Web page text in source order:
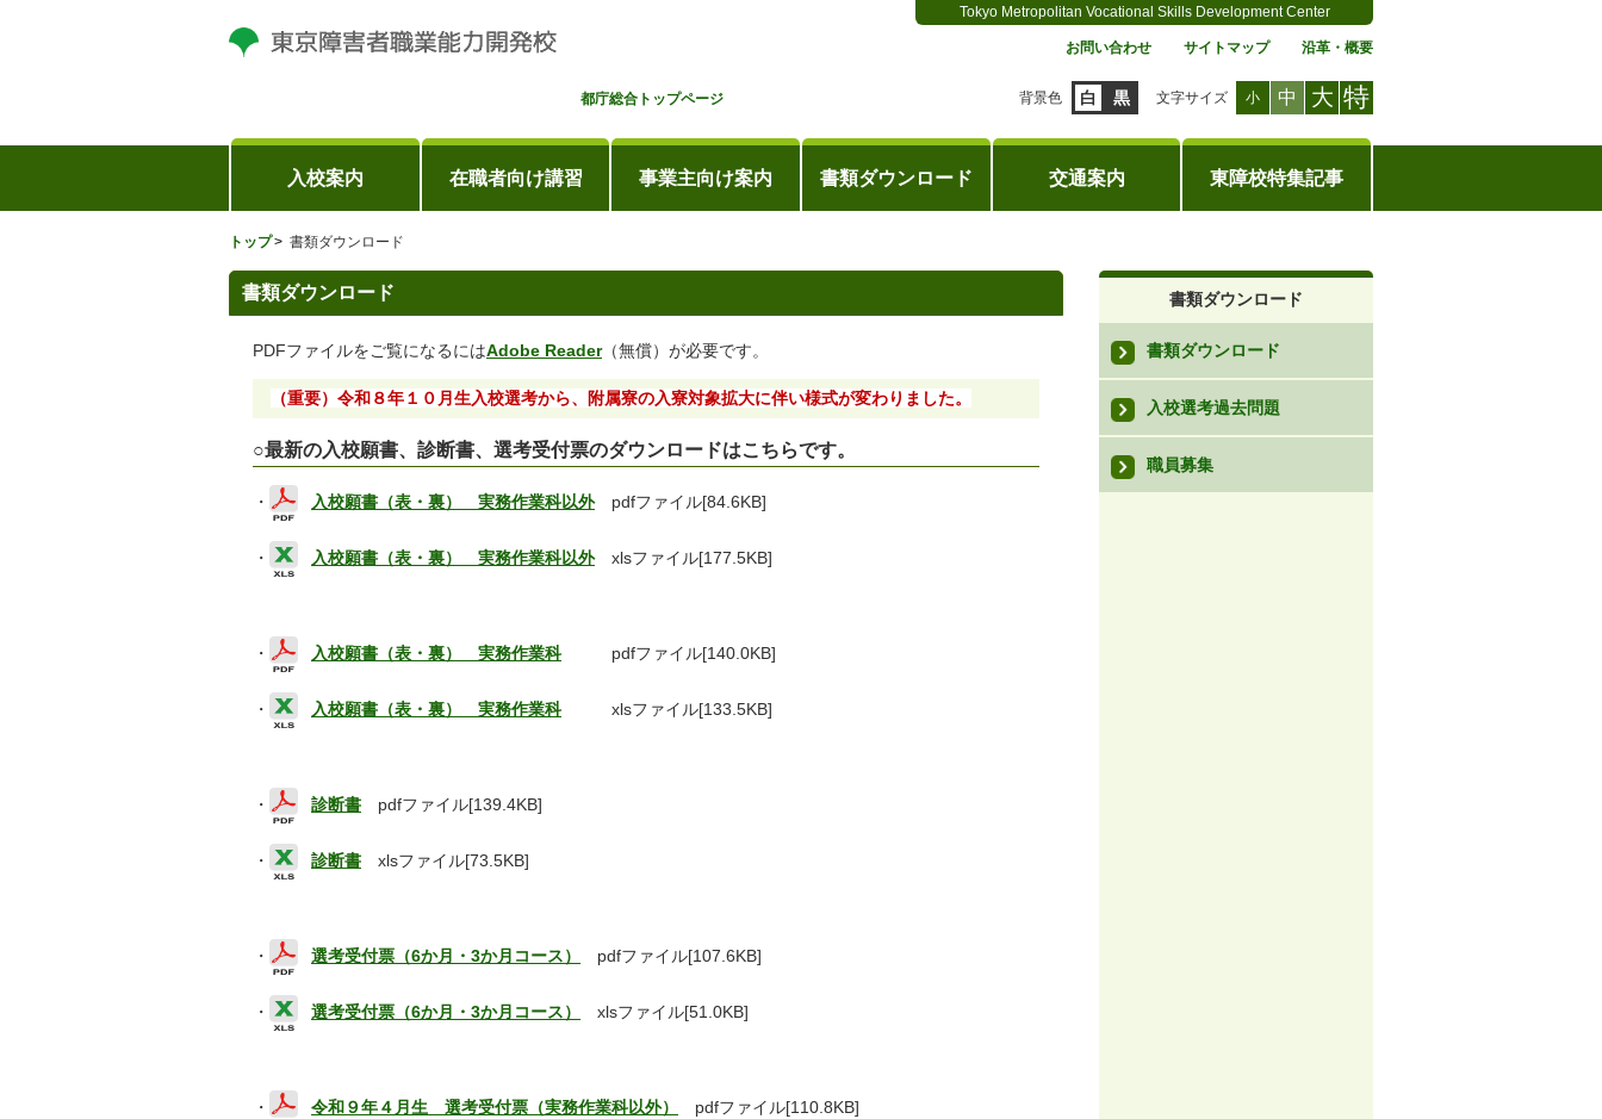
Tokyo Metropolitan Vocational Skills Development Center
入校案内 在職者向け講習 事業主向け案内 書類ダウンロード 交通案内 東障校特集記事
背景色 白 黒 文字サイズ 小 中 大 特
お問い合わせ サイトマップ 沿革・概要
都庁総合トップページ
トップ 書類ダウンロード
書類ダウンロード
PDFファイルをご覧になるにはAdobe Reader（無償）が必要です。
（重要）令和８年１０月生入校選考から、附属寮の入寮対象拡大に伴い様式が変わりました。
○最新の入校願書、診断書、選考受付票のダウンロードはこちらです。
・ 入校願書（表・裏） 実務作業科以外pdfファイル[84.6KB]
・ 入校願書（表・裏） 実務作業科以外xlsファイル[177.5KB]
・ 入校願書（表・裏） 実務作業科 pdfファイル[140.0KB]
・ 入校願書（表・裏） 実務作業科 xlsファイル[133.5KB]
・ 診断書 pdfファイル[139.4KB]
・ 診断書 xlsファイル[73.5KB]
・ 選考受付票（6か月・3か月コース） pdfファイル[107.6KB]
・ 選考受付票（6か月・3か月コース） xlsファイル[51.0KB]
・ 令和９年４月生 選考受付票（実務作業科以外） pdfファイル[110.8KB]
書類ダウンロード
書類ダウンロード
入校選考過去問題
職員募集